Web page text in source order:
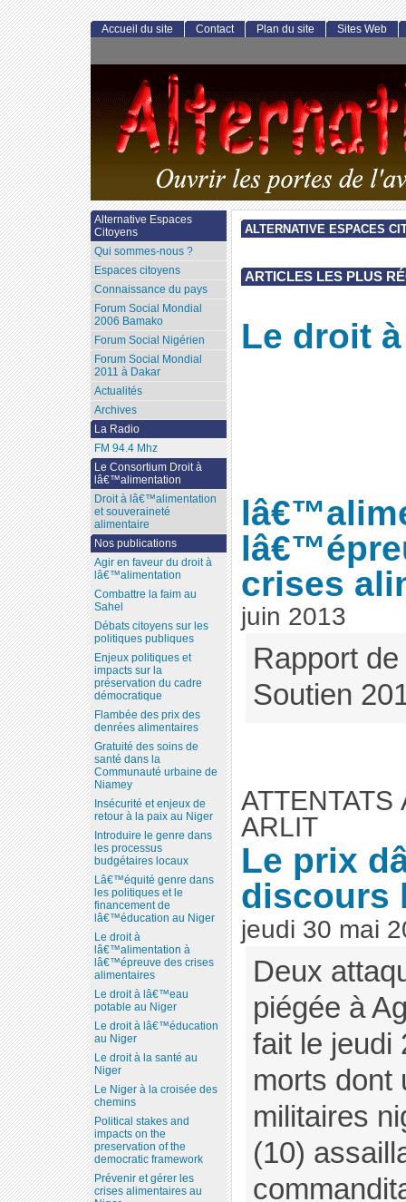
ALTERNATIVE ESPACES
ARTICLES LES PLUS
Le droit à
crises
juin 2013
Rapport
Soutien
ATTENTATS
ARLIT
Le prix
discours
jeudi 30 mai
Deux
piégée à
fait le jeudi
morts dont
militaires
(10)
Accueil du site Contact Plan du site Sites Web
Alternative Espaces
Citoyens
Qui sommes-nous ?
Espaces citoyens
Connaissance du pays
Forum Social Mondial
2006 Bamako
Forum Social Nigérien
Forum Social Mondial
2011 à Dakar
Actualités
Archives
La Radio
FM 94.4 Mhz
Le Consortium Droit à
lâ€™alimentation
Droit à lâ€™alimentation
et souveraineté
alimentaire
Nos publications
Agir en faveur du droit à
lâ€™alimentation
Combattre la faim au
Sahel
Débats citoyens sur les
politiques publiques
Enjeux politiques et
impacts sur la
préservation du cadre
démocratique
Flambée des prix des
denrées alimentaires
Gratuité des soins de
santé dans la
Communauté urbaine de
Niamey
Insécurité et enjeux de
retour à la paix au Niger
Introduire le genre dans
les processus
budgétaires locaux
Lâ€™équité genre dans
les politiques et le
financement de
lâ€™éducation au Niger
Le droit à
lâ€™alimentation à
lâ€™épreuve des crises
alimentaires
Le droit à lâ€™eau
potable au Niger
Le droit à lâ€™éducation
au Niger
Le droit à la santé au
Niger
Le Niger à la croisée des
chemins
Political stakes and
impacts on the
preservation of the
democratic framework
Prévenir et gérer les
crises alimentaires au